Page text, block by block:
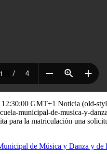
GMT+1 Noticia (old-
municipal-de-musica-y-
para la matriculación una